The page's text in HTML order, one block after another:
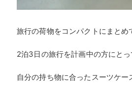
旅行の荷物をコンパクトにまとめ
2泊3日の旅行を計画中の方にと
自分の持ち物に合ったスーツケー